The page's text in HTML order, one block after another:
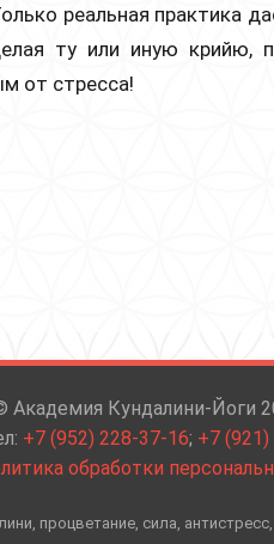
реальная практика
ту или иную крийю,
от стресса!
Академия Кундалини-Йоги
+7 (952) 228-37-16; +7
обработки
процветание, сила,